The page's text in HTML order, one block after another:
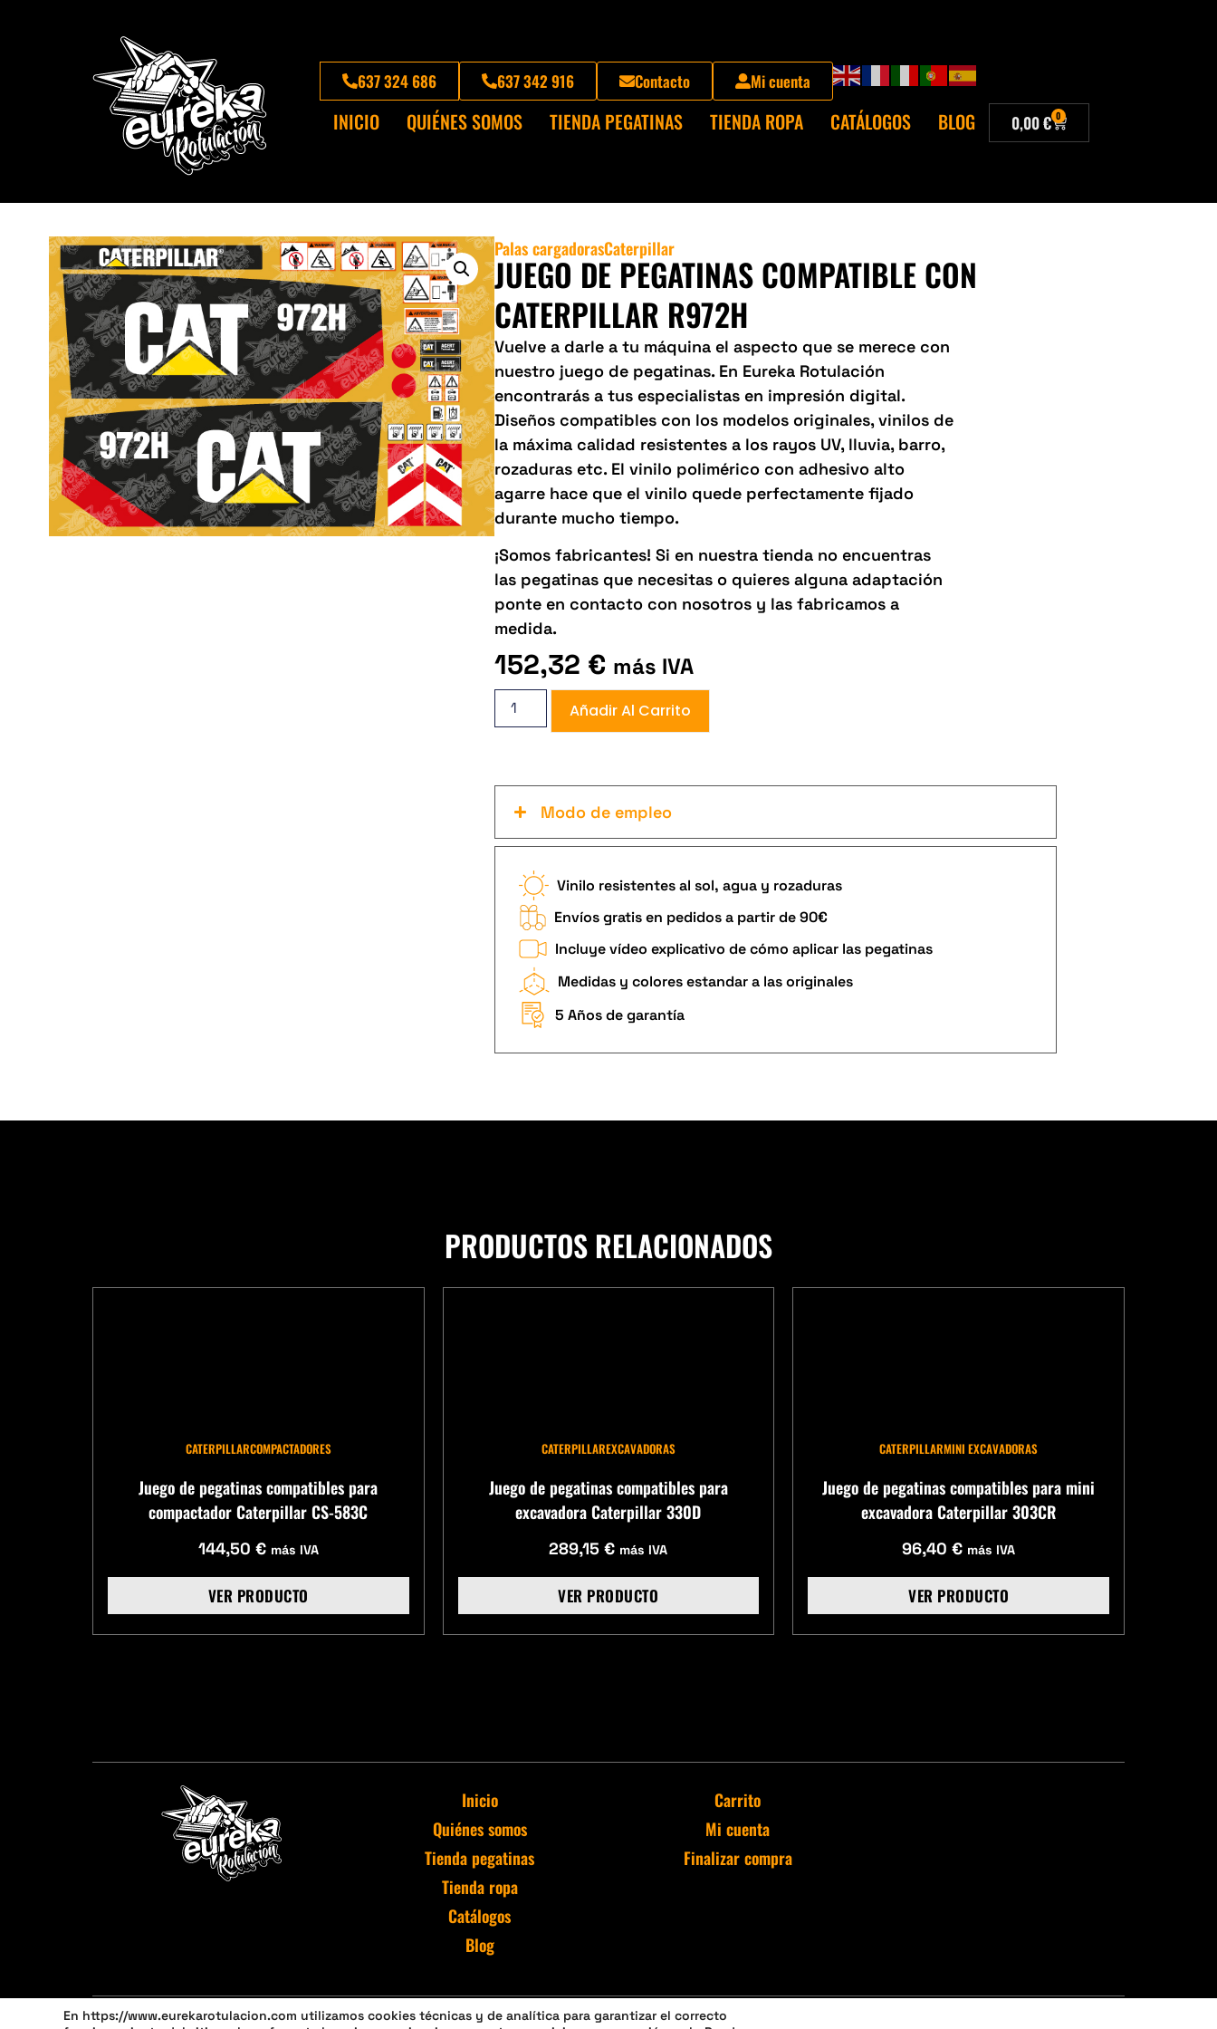
637 324 686 637 342 916 Contacto Mi cuenta
INICIO QUIÉNES SOMOS TIENDA PEGATINAS TIENDA ROPA CATÁLOGOS BLOG 0,00€ 0
Palas cargadorasCaterpillar
JUEGO DE PEGATINAS COMPATIBLE CON
CATERPILLAR R972H
Vuelve a darle a tu máquina el aspecto que se merece con
nuestro juego de pegatinas. En Eureka Rotulación
encontrarás a tus especialistas en impresión digital.
Diseños compatibles con los modelos originales, vinilos de
la máxima calidad resistentes a los rayos UV, lluvia, barro,
rozaduras etc. El vinilo polimérico con adhesivo alto
agarre hace que el vinilo quede perfectamente fijado
durante mucho tiempo.
¡Somos fabricantes! Si en nuestra tienda no encuentras
las pegatinas que necesitas o quieres alguna adaptación
ponte en contacto con nosotros y las fabricamos a
medida.
152,32 € más IVA
Añadir Al Carrito
Modo de empleo
Vinilo resistentes al sol, agua y rozaduras
Envíos gratis en pedidos a partir de 90€
Incluye vídeo explicativo de cómo aplicar las pegatinas
Medidas y colores estandar a las originales
5 Años de garantía
PRODUCTOS RELACIONADOS
CATERPILLARCOMPACTADORES
Juego de pegatinas compatibles para
compactador Caterpillar CS-583C
144,50 € más IVA
VER PRODUCTO
CATERPILLAREXCAVADORAS
Juego de pegatinas compatibles para
excavadora Caterpillar 330D
289,15€ más IVA
VER PRODUCTO
CATERPILLARMINI EXCAVADORAS
Juego de pegatinas compatibles para mini
excavadora Caterpillar 303CR
96,40€ más IVA
VER PRODUCTO
Inicio
Quiénes somos
Tienda pegatinas
Tienda ropa
Catálogos
Blog
Carrito
Mi cuenta
Finalizar compra
En https://www.eurekarotulacion.com utilizamos cookies técnicas y de analítica para garantizar el correcto